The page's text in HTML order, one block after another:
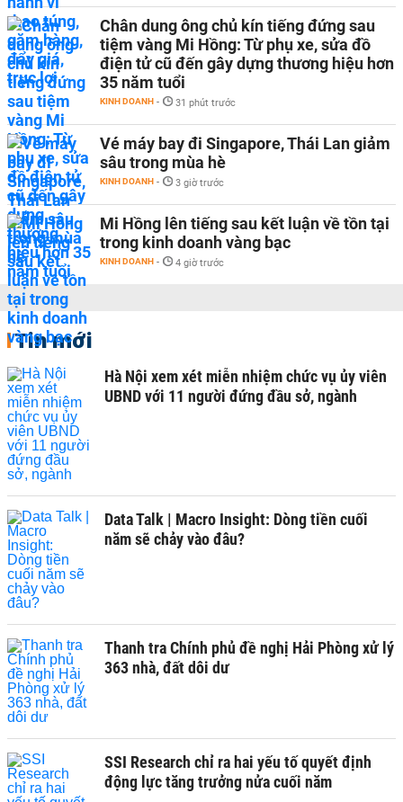
Chân dung ông chủ kín tiếng đứng sau
tiệm vàng Mi Hồng: Từ phụ xe, sửa đồ
điện tử cũ đến gây dựng thương hiệu hơn
35 năm tuổi
KINH DOANH - 31 phút trước
Vé máy bay đi Singapore, Thái Lan giảm
sâu trong mùa hè
KINH DOANH - 3 giờ trước
Mi Hồng lên tiếng sau kết luận về tồn tại
trong kinh doanh vàng bạc
KINH DOANH - 4 giờ trước
Tin mới
Hà Nội xem xét miễn nhiệm chức vụ ủy viên
UBND với 11 người đứng đầu sở, ngành
Data Talk | Macro Insight: Dòng tiền cuối
năm sẽ chảy vào đâu?
Thanh tra Chính phủ đề nghị Hải Phòng xử lý
363 nhà, đất dôi dư
SSI Research chỉ ra hai yếu tố quyết định
động lực tăng trưởng nửa cuối năm